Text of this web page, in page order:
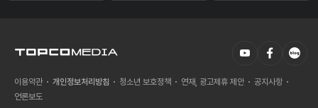
이용약관 개인정보처리방침 청소년 보호정책 연재, 광고제휴 제안
공지사항
언론보도